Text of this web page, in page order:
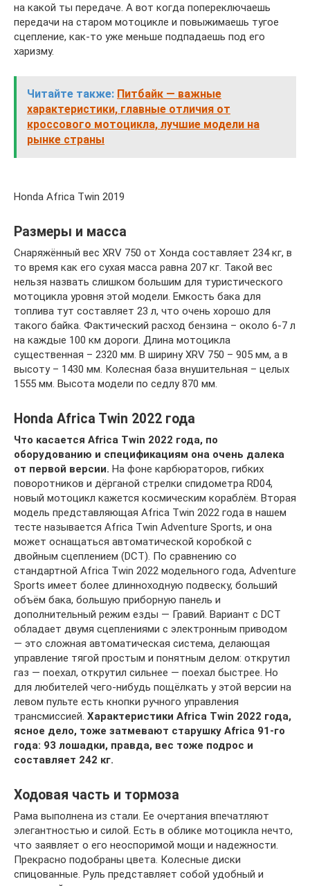
на какой ты передаче. А вот когда попереключаешь
передачи на старом мотоцикле и повыжимаешь тугое
сцепление, как-то уже меньше подпадаешь под его
харизму.
Читайте также: Питбайк — важные
характеристики, главные отличия от
кроссового мотоцикла, лучшие модели на
рынке страны
Honda Africa Twin 2019
Размеры и масса
Снаряжённый вес XRV 750 от Хонда составляет 234 кг, в
то время как его сухая масса равна 207 кг. Такой вес
нельзя назвать слишком большим для туристического
мотоцикла уровня этой модели. Емкость бака для
топлива тут составляет 23 л, что очень хорошо для
такого байка. Фактический расход бензина – около 6-7 л
на каждые 100 км дороги. Длина мотоцикла
существенная – 2320 мм. В ширину XRV 750 – 905 мм, а в
высоту – 1430 мм. Колесная база внушительная – целых
1555 мм. Высота модели по седлу 870 мм.
Honda Africa Twin 2022 года
Что касается Africa Twin 2022 года, по
оборудованию и спецификациям она очень далека
от первой версии. На фоне карбюраторов, гибких
поворотников и дёрганой стрелки спидометра RD04,
новый мотоцикл кажется космическим кораблём. Вторая
модель представляющая Africa Twin 2022 года в нашем
тесте называется Africa Twin Adventure Sports, и она
может оснащаться автоматической коробкой с
двойным сцеплением (DCT). По сравнению со
стандартной Africa Twin 2022 модельного года, Adventure
Sports имеет более длинноходную подвеску, больший
объём бака, большую приборную панель и
дополнительный режим езды — Гравий. Вариант c DCT
обладает двумя сцеплениями с электронным приводом
— это сложная автоматическая система, делающая
управление тягой простым и понятным делом: открутил
газ — поехал, открутил сильнее — поехал быстрее. Но
для любителей чего-нибудь пощёлкать у этой версии на
левом пульте есть кнопки ручного управления
трансмиссией. Характеристики Africa Twin 2022 года,
ясное дело, тоже затмевают старушку Africa 91-го
года: 93 лошадки, правда, вес тоже подрос и
составляет 242 кг.
Ходовая часть и тормоза
Рама выполнена из стали. Ее очертания впечатляют
элегантностью и силой. Есть в облике мотоцикла нечто,
что заявляет о его неоспоримой мощи и надежности.
Прекрасно подобраны цвета. Колесные диски
спицованные. Руль представляет собой удобный и